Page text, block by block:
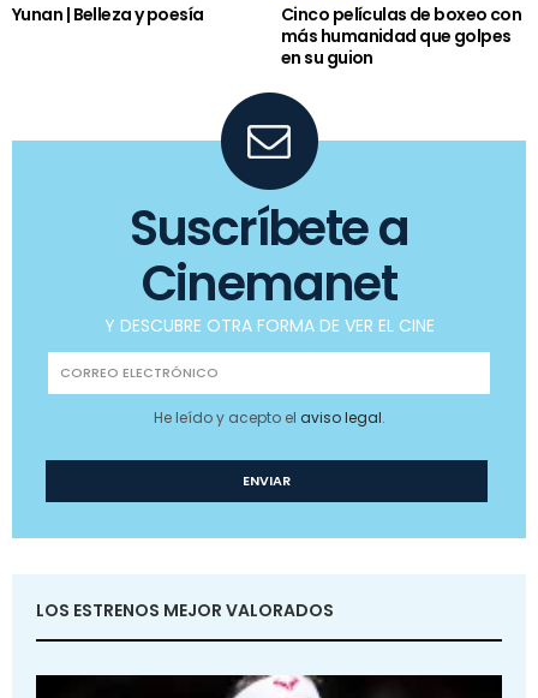
Yunan | Belleza y poesía
Cinco películas de boxeo con
más humanidad que golpes
en su guion
Suscríbete a
Cinemanet
Y DESCUBRE OTRA FORMA DE VER EL CINE
He leído y acepto el aviso legal.
LOS ESTRENOS MEJOR VALORADOS